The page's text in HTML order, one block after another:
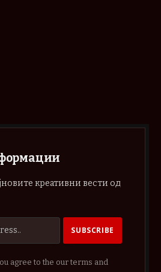
креативни вести од
agree to the our terms and